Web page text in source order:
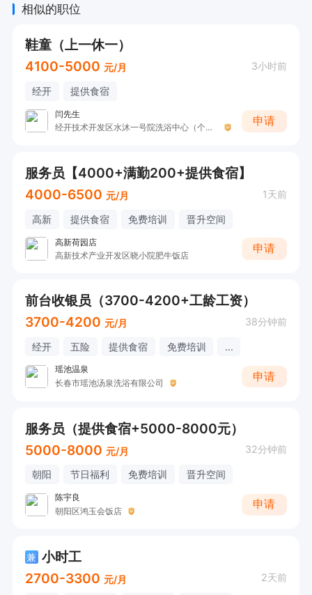
相似的职位
鞋童（上一休一）
4100-5000 元/月 3小时前
经开 提供食宿
闫先生
经开技术开发区水沐一号院洗浴中心（个体工商户）
申请
服务员【4000+满勤200+提供食宿】
4000-6500 元/月 1天前
高新 提供食宿 免费培训 晋升空间
高新荷园店
高新技术产业开发区晓小院肥牛饭店
申请
前台收银员（3700-4200+工龄工资）
3700-4200 元/月 38分钟前
经开 五险 提供食宿 免费培训 ...
瑶池温泉
长春市瑶池汤泉洗浴有限公司
申请
服务员（提供食宿+5000-8000元）
5000-8000 元/月 32分钟前
朝阳 节日福利 免费培训 晋升空间
陈宇良
朝阳区鸿玉会饭店
申请
兼 小时工
2700-3300 元/月 2天前